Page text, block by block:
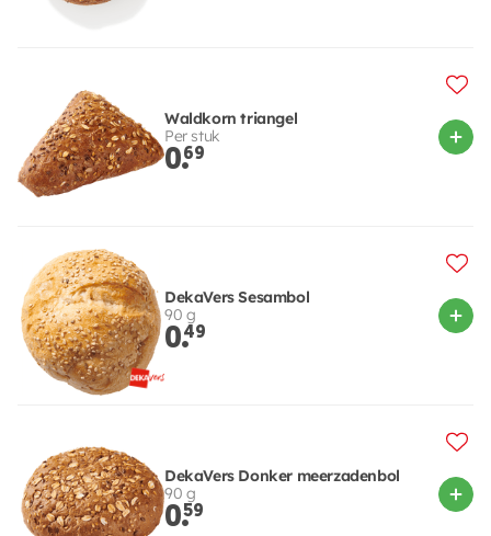
Waldkorn triangel
Per stuk
0.69
DekaVers Sesambol
90 g
0.49
DekaVers Donker meerzadenbol
90 g
0.59